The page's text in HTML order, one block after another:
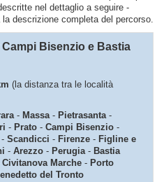
nel dettaglio a seguire -
descrizione completa del percorso.
Campi Bisenzio e Bastia
(la distanza tra le località
- Massa- Pietrasanta-
- Prato - Campi Bisenzio -
- Scandicci - Firenze - Figline e
- Arezzo - Perugia- Bastia
Civitanova Marche - Porto
del Tronto